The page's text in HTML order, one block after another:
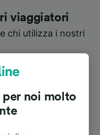
viaggiatori
chi utilizza i nostri
per noi molto